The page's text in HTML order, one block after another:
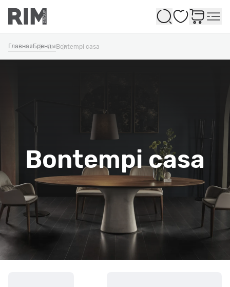
Избранное
Bontempi casa
Главная БрендыBontempi casa